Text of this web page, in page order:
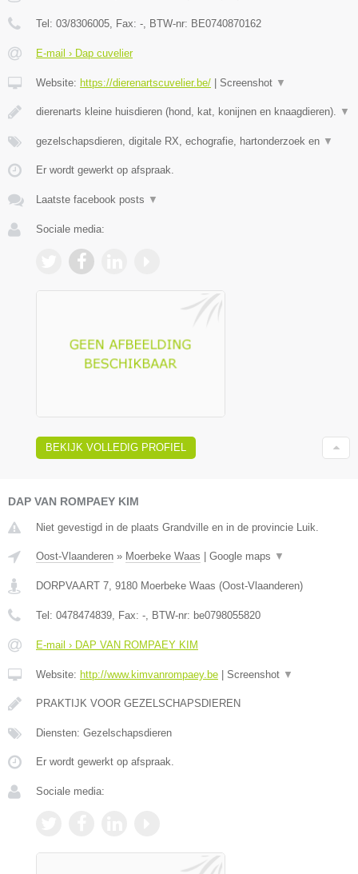
Tel: 03/8306005 , Fax: - , BTW-nr: BE0740870162
E-mail › Dap cuvelier
Website: https://dierenartscuvelier.be/ Screenshot ▼
dierenarts kleine huisdieren (hond, kat, konijnen en knaagdieren). ▼
gezelschapsdieren, digitale RX, echografie, hartonderzoek en ▼
Er wordt gewerkt op afspraak.
Laatste facebook posts ▼
Sociale media:
BEKIJK VOLLEDIG PROFIEL
DAP VAN ROMPAEY KIM
Niet gevestigd in de plaats Grandville en in de provincie Luik.
Oost-Vlaanderen » Moerbeke Waas | Google maps ▼
DORPVAART 7 9180 Moerbeke Waas (Oost-Vlaanderen)
Tel: 0478474839 , Fax: - , BTW-nr: be0798055820
E-mail › DAP VAN ROMPAEY KIM
Website: http://www.kimvanrompaey.be | Screenshot ▼
PRAKTIJK VOOR GEZELSCHAPSDIEREN
Diensten: Gezelschapsdieren
Er wordt gewerkt op afspraak.
Sociale media: